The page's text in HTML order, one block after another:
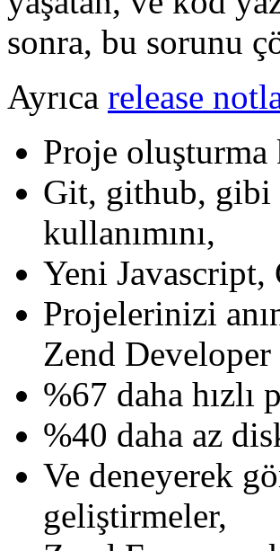
sonra, bu sorunu
Ayrıca release
Proje oluşturma
Git, github, gibi
kullanımını,
Yeni
Projelerinizi
Zend
%67 daha hızlı
%40 daha az
Ve deneyerek
geliştirmeler,